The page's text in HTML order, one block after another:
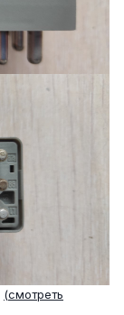
(смотреть